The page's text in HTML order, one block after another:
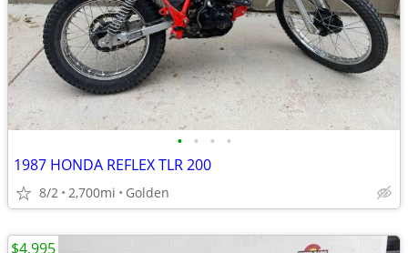
• • • •
1987 HONDA REFLEX TLR 200
8/2 2,700mi Golden
$4,995